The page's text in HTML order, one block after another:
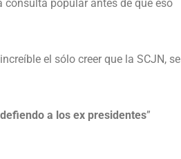
consulta popular antes de que eso
el sólo creer que la SCJN, se
a los ex presidentes”